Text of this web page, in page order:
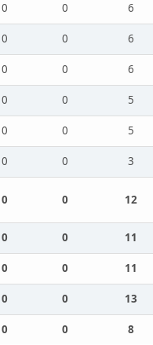
0 0
6
0 0
6
0 0
6
0 0
5
0 0
5
0 0 3
0 0 12
0 0
11
0 0
11
0 0
13
0 0
8